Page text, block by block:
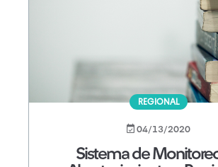
REGIONAL
04/13/2020
Sistema de